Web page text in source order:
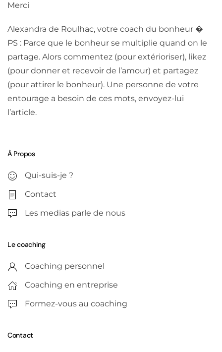
Merci
Alexandra de Roulhac, votre coach du bonheur �
PS : Parce que le bonheur se multiplie quand on le
partage. Alors commentez (pour extérioriser), likez
(pour donner et recevoir de l’amour) et partagez
(pour attirer le bonheur). Une personne de votre
entourage a besoin de ces mots, envoyez-lui
l’article.
À Propos
Qui-suis-je ?
Contact
Les medias parle de nous
Le coaching
Coaching personnel
Coaching en entreprise
Formez-vous au coaching
Contact